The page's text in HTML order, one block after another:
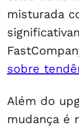
misturada
sobre
Além do
mudança é